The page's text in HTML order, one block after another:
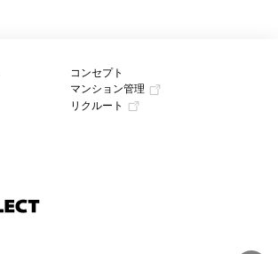
コンセプト
マンション管理
リクルート